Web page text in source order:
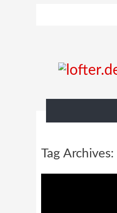
Tag Archives: